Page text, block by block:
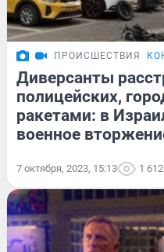
ПРОИСШЕСТВИЯ
Диверсанты
полицейских,
ракетами: в
военное
7 октября, 2023, 15:13 1 612